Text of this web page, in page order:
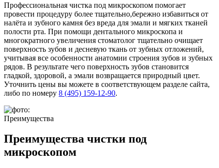
Профессиональная чистка под микроскопом помогает
провести процедуру более тщательно,бережно избавиться от
налёта и зубного камня без вреда для эмали и мягких тканей
полости рта. При помощи дентального микроскопа и
многократного увеличения стоматолог тщательно очищает
поверхность зубов и десневую ткань от зубных отложений,
учитывая все особенности анатомии строения зубов и зубных
рядов. В результате чего поверхность зубов становится
гладкой, здоровой, а эмали возвращается природный цвет.
Уточнить цены вы можете в соответствующем разделе сайта,
либо по номеру 8 (495) 159-12-90.
Преимущества
Преимущества чистки под
микроскопом